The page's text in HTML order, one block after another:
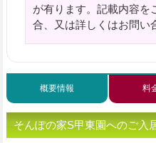
が有ります。記載内容を
合、又は詳しくはお問い
概要情報 料
そんぽの家S甲東園へのご入